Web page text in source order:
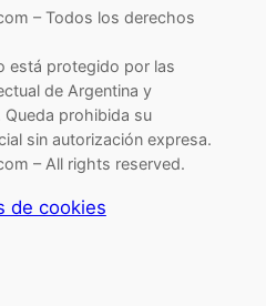
– Todos los derechos
está protegido por las
de Argentina y
prohibida su
sin autorización expresa.
– All rights reserved.
de cookies